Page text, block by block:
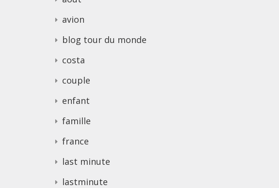
avion
blog tour du monde
costa
couple
enfant
famille
france
last minute
lastminute